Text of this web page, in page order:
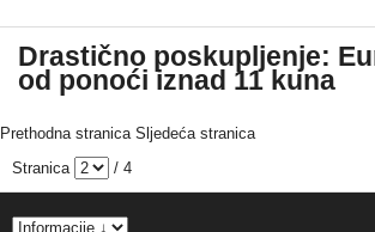
Drastično poskupljenje:
od ponoći iznad 11 kuna
Prethodna stranica Sljedeća stranica
Stranica
/ 4